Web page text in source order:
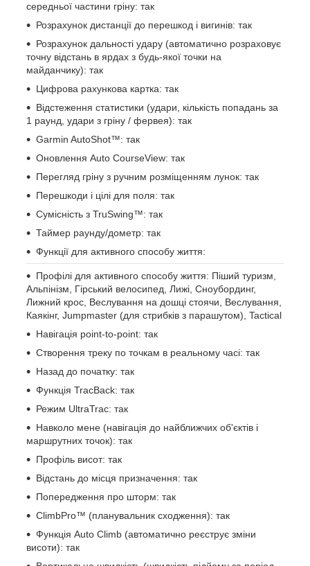
середньої частини гріну: так
Розрахунок дистанції до перешкод і вигинів: так
Розрахунок дальності удару (автоматично розраховує
точну відстань в ярдах з будь-якої точки на
майданчику): так
Цифрова рахункова картка: так
Відстеження статистики (удари, кількість попадань за
1 раунд, удари з гріну / фервея): так
Garmin AutoShot™: так
Оновлення Auto CourseView: так
Перегляд гріну з ручним розміщенням лунок: так
Перешкоди і цілі для поля: так
Сумісність з TruSwing™: так
Таймер раунду/дометр: так
Функції для активного способу життя:
Профілі для активного способу життя: Піший туризм,
Альпінізм, Гірський велосипед, Лижі, Сноубординг,
Лижний крос, Веслування на дошці стоячи, Веслування,
Каякінг, Jumpmaster (для стрибків з парашутом), Tactical
Навігація point-to-point: так
Створення треку по точкам в реальному часі: так
Назад до початку: так
Функція TracBack: так
Режим UltraTrac: так
Навколо мене (навігація до найближчих об'єктів і
маршрутних точок): так
Профіль висот: так
Відстань до місця призначення: так
Попередження про шторм: так
ClimbPro™ (планувальник сходження): так
Функція Auto Climb (автоматично реєструє зміни
висоти): так